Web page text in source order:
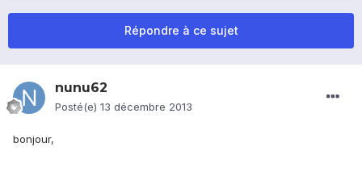
Répondre à ce sujet
nunu62
Posté(e) 13 décembre 2013
bonjour,